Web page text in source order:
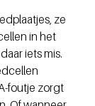
ze
in het
iets mis.
foutje zorgt